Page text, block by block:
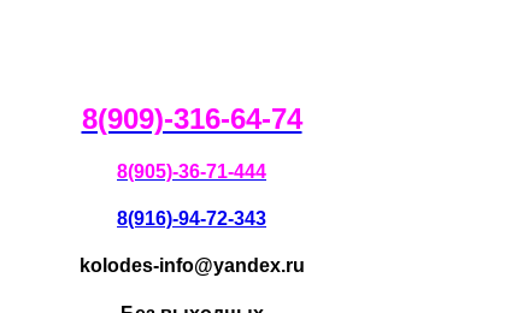
8(909)-316-64-74
8(905)-36-71-444
8(916)-94-72-343
kolodes-info@yandex.ru